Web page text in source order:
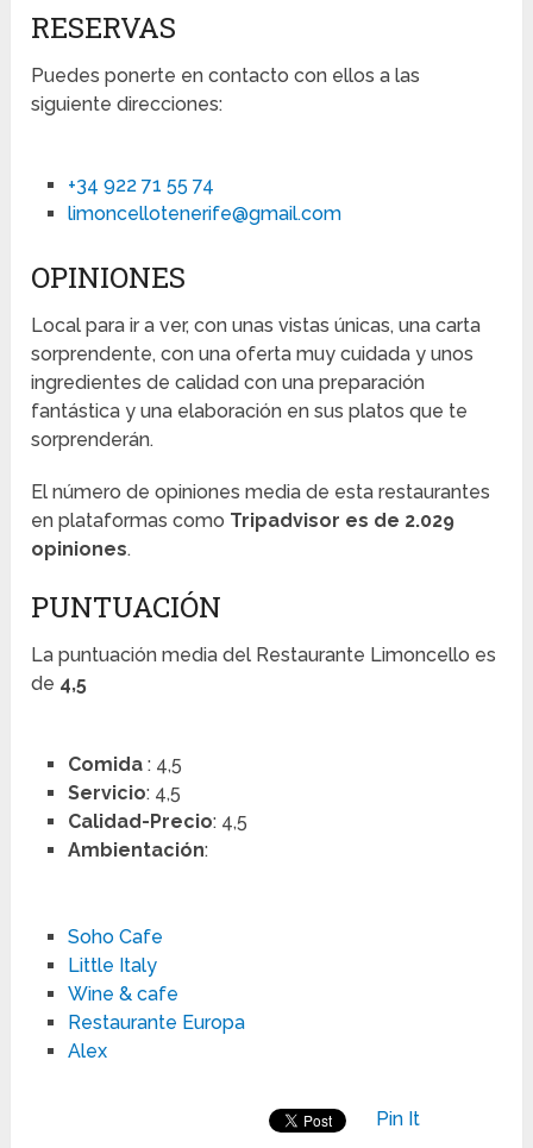
RESERVAS
Puedes ponerte en contacto con ellos a las
siguiente direcciones:
+34 922 71 55 74
limoncellotenerife@gmail.com
OPINIONES
Local para ir a ver, con unas vistas únicas, una carta
sorprendente, con una oferta muy cuidada y unos
ingredientes de calidad con una preparación
fantástica y una elaboración en sus platos que te
sorprenderán.
El número de opiniones media de esta restaurantes
en plataformas como Tripadvisor es de 2.029
opiniones.
PUNTUACIÓN
La puntuación media del Restaurante Limoncello es
de 4,5
Comida: 4,5
Servicio: 4,5
Calidad-Precio: 4,5
Ambientación:
Soho Cafe
Little Italy
Wine & cafe
Restaurante Europa
Alex
Pin It